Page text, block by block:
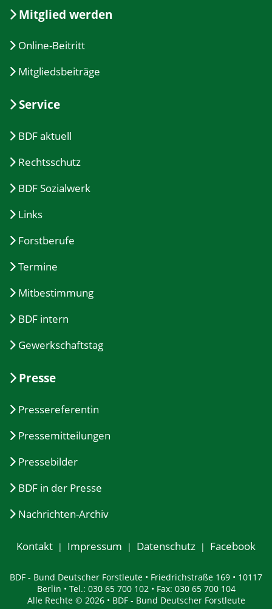
Mitglied werden
Online-Beitritt
Mitgliedsbeiträge
Service
BDF aktuell
Rechtsschutz
BDF Sozialwerk
Links
Forstberufe
Termine
Mitbestimmung
BDF intern
Gewerkschaftstag
Presse
Pressereferentin
Pressemitteilungen
Pressebilder
BDF in der Presse
Nachrichten-Archiv
Kontakt Impressum Datenschutz Facebook
BDF - Bund Deutscher Forstleute • Friedrichstraße 169 • 10117
Berlin • Tel.: 030 65 700 102 • Fax: 030 65 700 104
Alle Rechte © 2026 • BDF - Bund Deutscher Forstleute